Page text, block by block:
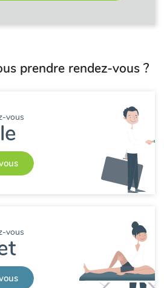
prendre rendez-vous ?
vous
vous